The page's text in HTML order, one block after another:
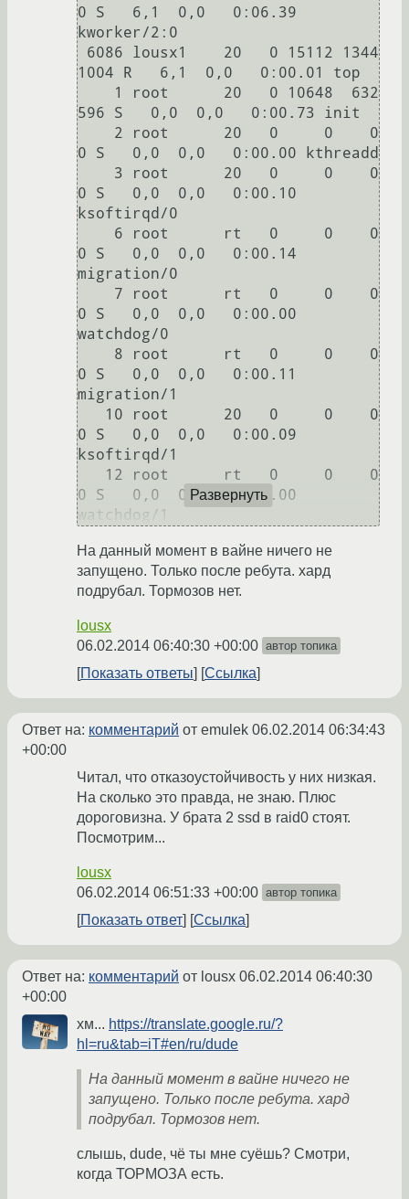
0 S   6,1  0,0   0:06.39
kworker/2:0
1004 R   6,1  0,0   0:00.01 top
596 S   0,0  0,0   0:00.73 init
0 S   0,0  0,0   0:00.00 kthreadd
0 S   0,0  0,0   0:00.10
ksoftirqd/0
0 S   0,0  0,0   0:00.14
migration/0
0 S   0,0  0,0   0:00.00
watchdog/0
0 S   0,0  0,0   0:00.11
migration/1
0 S   0,0  0,0   0:00.09
ksoftirqd/1
0 S   0,0  0,0   0:00.00
Развернуть
На данный момент в вайне ничего не
запущено. Только после ребута. хард
подрубал. Тормозов нет.
lousx
06.02.2014 06:40:30 +00:00 автор топика
Показать ответы Ссылка
Ответ на: комментарий от emulek 06.02.2014 06:34:43
+00:00
Читал, что отказоустойчивость у них низкая.
На сколько это правда, не знаю. Плюс
дороговизна. У брата 2 ssd в raid0 стоят.
Посмотрим...
lousx
06.02.2014 06:51:33 +00:00 автор топика
Показать ответ Ссылка
Ответ на: комментарий от lousx 06.02.2014 06:40:30
+00:00
хм... https://translate.google.ru/?
hl=ru&tab=iT#en/ru/dude
На данный момент в вайне ничего не
запущено. Только после ребута. хард
подрубал. Тормозов нет.
слышь, dude, чё ты мне суёшь? Смотри,
когда ТОРМОЗА есть.